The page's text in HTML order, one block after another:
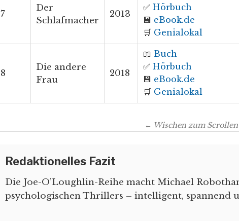
7
Der
Schlafmacher
2013
✅ Hörbuch
💾 eBook.de
🛒 Genialokal
8
Die andere
Frau
2018
📖 Buch
✅ Hörbuch
💾 eBook.de
🛒 Genialokal
← Wischen zum
Redaktionelles Fazit
Die Joe-O’Loughlin-Reihe macht Michael
psychologischen Thrillers – intelligent, spannend